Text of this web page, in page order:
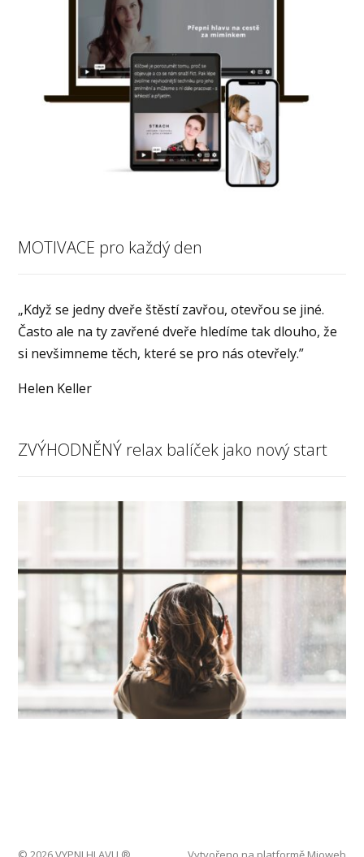
MOTIVACE pro každý den
„Když se jedny dveře štěstí zavřou, otevřou se jiné.
Často ale na ty zavřené dveře hledíme tak dlouho, že
si nevšimneme těch, které se pro nás otevřely.”
Helen Keller
ZVÝHODNĚNÝ relax balíček jako nový start